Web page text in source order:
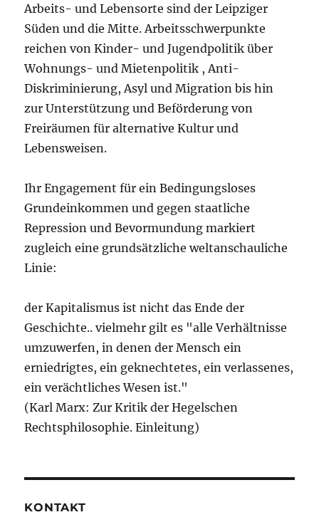
Arbeits- und Lebensorte sind der Leipziger
Süden und die Mitte. Arbeitsschwerpunkte
reichen von Kinder- und Jugendpolitik über
Wohnungs- und Mietenpolitik , Anti-
Diskriminierung, Asyl und Migration bis hin
zur Unterstützung und Beförderung von
Freiräumen für alternative Kultur und
Lebensweisen.
Ihr Engagement für ein Bedingungsloses
Grundeinkommen und gegen staatliche
Repression und Bevormundung markiert
zugleich eine grundsätzliche weltanschauliche
Linie:
der Kapitalismus ist nicht das Ende der
Geschichte.. vielmehr gilt es "alle Verhältnisse
umzuwerfen, in denen der Mensch ein
erniedrigtes, ein geknechtetes, ein verlassenes,
ein verächtliches Wesen ist."
(Karl Marx: Zur Kritik der Hegelschen
Rechtsphilosophie. Einleitung)
KONTAKT